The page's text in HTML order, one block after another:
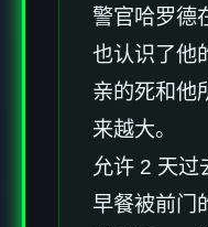
警官哈罗德
也认识了他
亲的死和他
来越大。
允许 2 天过
早餐被前门